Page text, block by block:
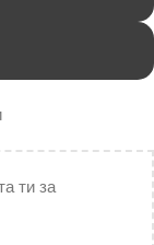
ти за